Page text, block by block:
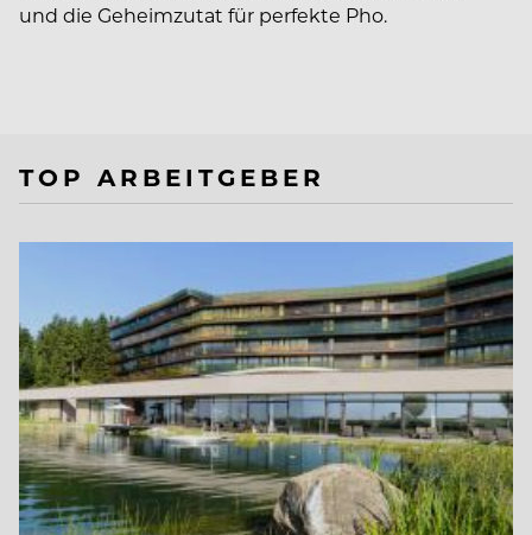
und die Geheimzutat für perfekte Pho.
TOP ARBEITGEBER